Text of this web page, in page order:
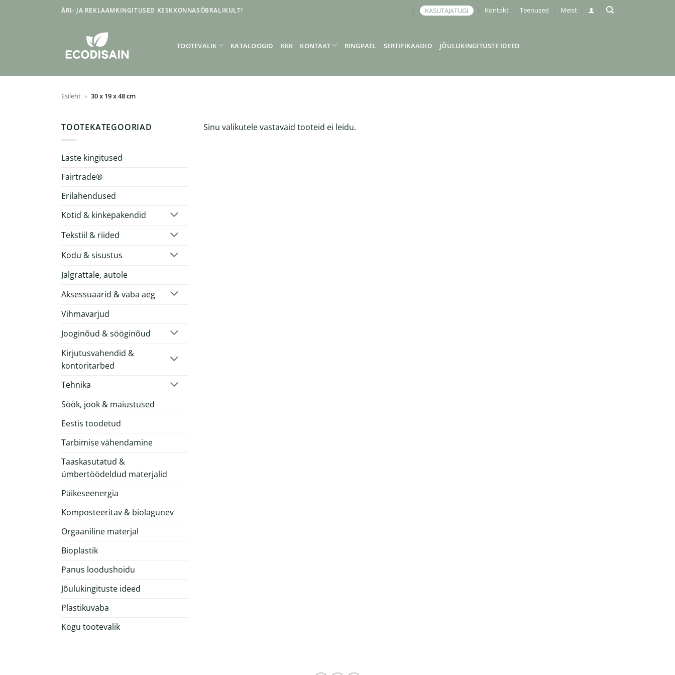
ÄRI- JA REKLAAMKINGITUSED KESKKONNASÕBRALIKULT! KASUTAJATUGI Kontakt Teenused Meist
TOOTEVALIK KATALOOGID KKK KONTAKT RINGPAEL SERTIFIKAADID JÕULUKINGITUSTE IDEED
Esileht » 30 x 19 x 48 cm
TOOTEKATEGOORIAD
Laste kingitused
Fairtrade®
Erilahendused
Kotid & kinkepakendid
Tekstiil & riided
Kodu & sisustus
Jalgrattale, autole
Aksessuaarid & vaba aeg
Vihmavarjud
Jooginõud & sööginõud
Kirjutusvahendid &
kontoritarbed
Tehnika
Söök, jook & maiustused
Eestis toodetud
Tarbimise vähendamine
Taaskasutatud &
ümbertöödeldud materjalid
Päikeseenergia
Komposteeritav & biolagunev
Orgaaniline materjal
Bioplastik
Panus loodushoidu
Jõulukingituste ideed
Plastikuvaba
Kogu tootevalik
Sinu valikutele vastavaid tooteid ei leidu.